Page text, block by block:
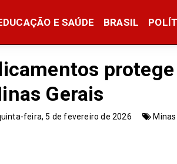
E SAÚDE BRASIL
protege
Gerais
feira, 5 de fevereiro de 2026 Minas